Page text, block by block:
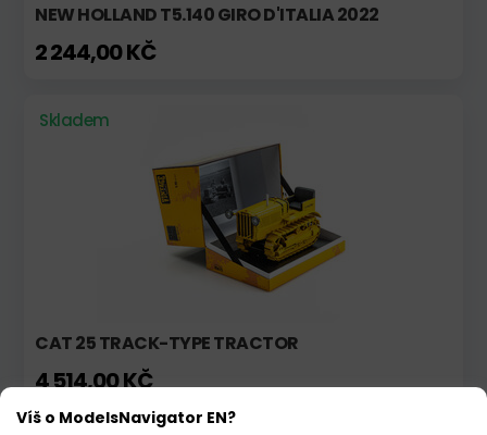
NEW HOLLAND T5.140 GIRO D'ITALIA 2022
2 244,00 KČ
Skladem
CAT 25 TRACK-TYPE TRACTOR
4 514,00 KČ
Víš o ModelsNavigator EN?